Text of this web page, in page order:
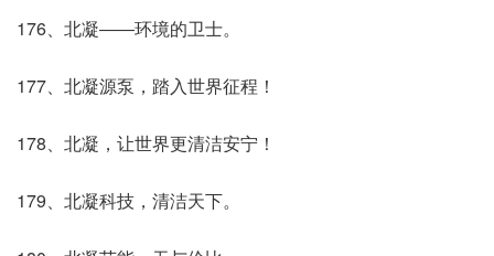
176、北凝――环境的卫士。
177、北凝源泵，踏入世界征程！
178、北凝，让世界更清洁安宁！
179、北凝科技，清洁天下。